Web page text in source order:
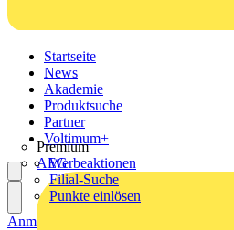
Startseite
News
Akademie
Produktsuche
Partner
Premium
AEG
Voltimum+
Werbeaktionen
Filial-Suche
Punkte einlösen
Anmelden